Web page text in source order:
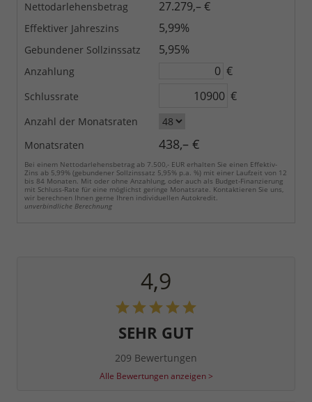
Nettodarlehensbetrag 27.279,– €
Effektiver Jahreszins 5,99%
Gebundener Sollzinssatz 5,95%
Anzahlung €
Schlussrate €
Anzahl der Monatsraten
Monatsraten
438,– €
Bei einem Nettodarlehensbetrag ab 7.500,- EUR erhalten Sie einen Effektiv-
Zins ab 5,99% (gebundener Sollzinssatz 5,95% p.a. %) mit einer Laufzeit von 12
bis 84 Monaten. Mit oder ohne Anzahlung, oder auch als Budget-Finanzierung
mit Schluss-Rate für eine möglichst geringe Monatsrate. Kontaktieren Sie uns,
wir berechnen Ihnen gerne Ihren individuellen Autokredit.
unverbindliche Berechnung
4,9
SEHR GUT
209 Bewertungen
Alle Bewertungen anzeigen >